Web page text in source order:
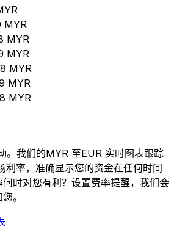
MYR
MYR
MYR
MYR
MYR
MYR
。我们的MYR 至EUR 实时图表跟踪
利率，准确显示您的资金在任何时间
时对您有利？设置费率提醒，我们会
。